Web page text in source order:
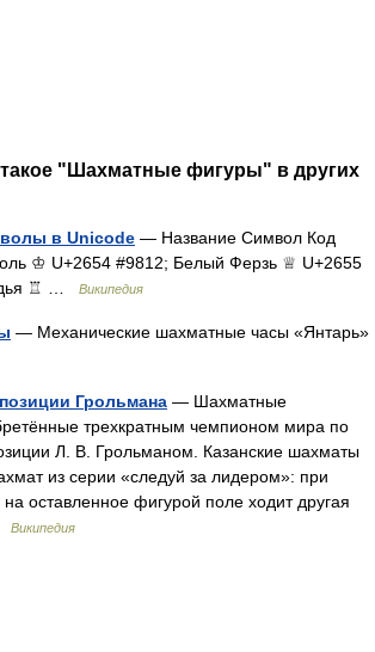
"Шахматные фигуры" в других
в Unicode — Название Символ Код
♔ U+2654 #9812; Белый Ферзь ♕ U+2655
♖ …
Википедия
— Механические шахматные часы «Янтарь»
Грольмана — Шахматные
трехкратным чемпионом мира по
Л. В. Грольманом. Казанские шахматы
из серии «следуй за лидером»: при
оставленное фигурой поле ходит другая
Википедия